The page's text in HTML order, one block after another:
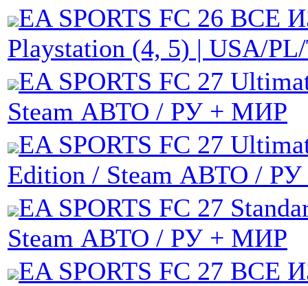
EA SPORTS FC 26 ВСЕ
Playstation (4, 5) | USA/
EA SPORTS FC 27
Steam АВТО / РУ + МИР
EA SPORTS FC 27
Edition / Steam АВТО /
EA SPORTS FC 27
Steam АВТО / РУ + МИР
EA SPORTS FC 27 ВСЕ